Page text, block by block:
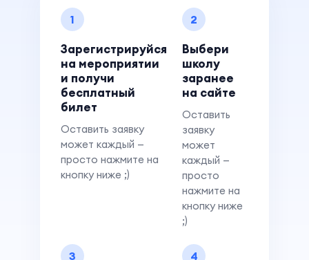
1
Зарегистрируйся
на мероприятии
и получи
бесплатный
билет
Оставить заявку
может каждый —
просто нажмите на
кнопку ниже ;)
2
Выбери
школу
заранее
на сайте
Оставить
заявку
может
каждый —
просто
нажмите на
кнопку ниже
;)
3 4